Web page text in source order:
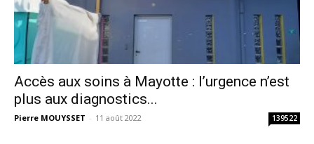
Accès aux soins à Mayotte : l’urgence n’est
plus aux diagnostics...
Pierre MOUYSSET - 11 août 2022 139522